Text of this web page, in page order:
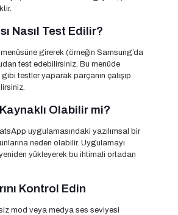
Nasıl Test Edilir?
girerek (örneğin Samsung’da
test edebilirsiniz. Bu menüde
gibi testler yaparak parçanın çalışıp
Olabilir mi?
uygulamasındaki yazılımsal bir
neden olabilir. Uygulamayı
yükleyerek bu ihtimali ortadan
Kontrol Edin
mod veya medya ses seviyesi